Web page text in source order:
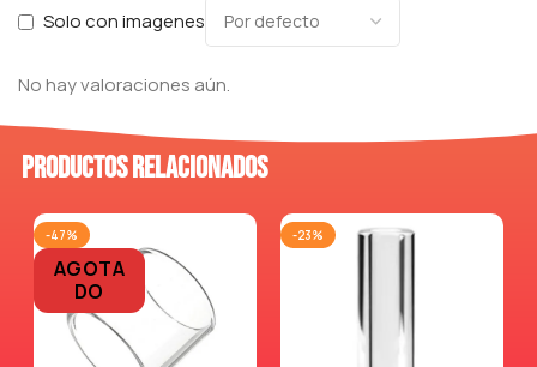
Solo con imagenes
No hay valoraciones aún.
Productos relacionados
-47%
AGOTA
DO
-23%